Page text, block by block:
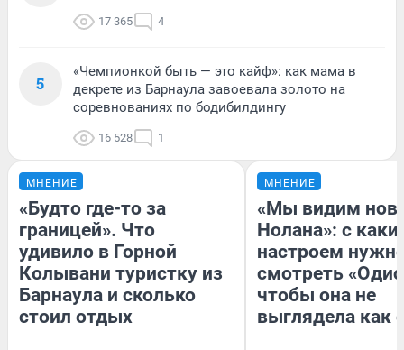
17 365 4
5
«Чемпионкой быть — это кайф»: как мама в
декрете из Барнаула завоевала золото на
соревнованиях по бодибилдингу
16 528 1
МНЕНИЕ
«Будто где-то за
границей». Что
удивило в Горной
Колывани туристку из
Барнаула и сколько
стоил отдых
МНЕНИЕ
«Мы видим
Нолана»: с
настроем
смотреть
чтобы она не
выглядела как